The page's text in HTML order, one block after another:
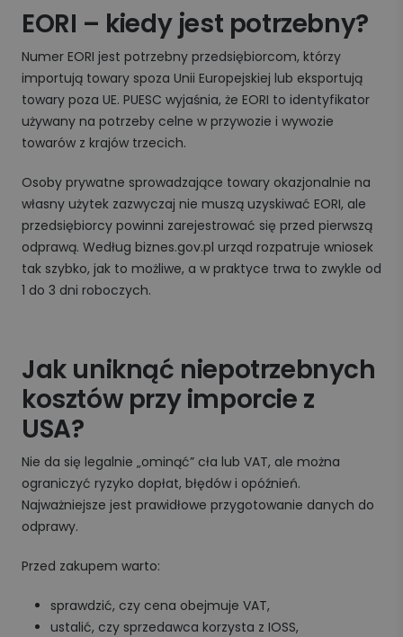
EORI – kiedy jest potrzebny?
Numer EORI jest potrzebny przedsiębiorcom, którzy
importują towary spoza Unii Europejskiej lub eksportują
towary poza UE. PUESC wyjaśnia, że EORI to identyfikator
używany na potrzeby celne w przywozie i wywozie
towarów z krajów trzecich.
Osoby prywatne sprowadzające towary okazjonalnie na
własny użytek zazwyczaj nie muszą uzyskiwać EORI, ale
przedsiębiorcy powinni zarejestrować się przed pierwszą
odprawą. Według biznes.gov.pl urząd rozpatruje wniosek
tak szybko, jak to możliwe, a w praktyce trwa to zwykle od
1 do 3 dni roboczych.
Jak uniknąć niepotrzebnych
kosztów przy imporcie z
USA?
Nie da się legalnie „ominąć” cła lub VAT, ale można
ograniczyć ryzyko dopłat, błędów i opóźnień.
Najważniejsze jest prawidłowe przygotowanie danych do
odprawy.
Przed zakupem warto:
sprawdzić, czy cena obejmuje VAT,
ustalić, czy sprzedawca korzysta z IOSS,